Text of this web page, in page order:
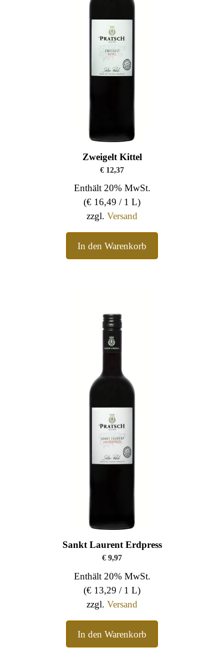
Zweigelt Kittel
€ 12,37
Enthält 20% MwSt.
(€ 16,49 / 1 L)
zzgl. Versand
In den Warenkorb
Sankt Laurent Erdpress
€9,97
Enthält 20% MwSt.
(€ 13,29 / 1 L)
zzgl. Versand
In den Warenkorb